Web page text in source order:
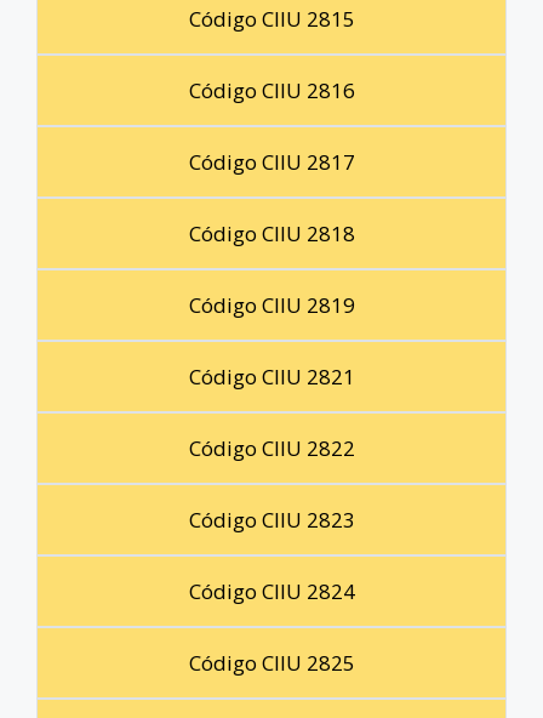
Código CIIU 2815
Código CIIU 2816
Código CIIU 2817
Código CIIU 2818
Código CIIU 2819
Código CIIU 2821
Código CIIU 2822
Código CIIU 2823
Código CIIU 2824
Código CIIU 2825